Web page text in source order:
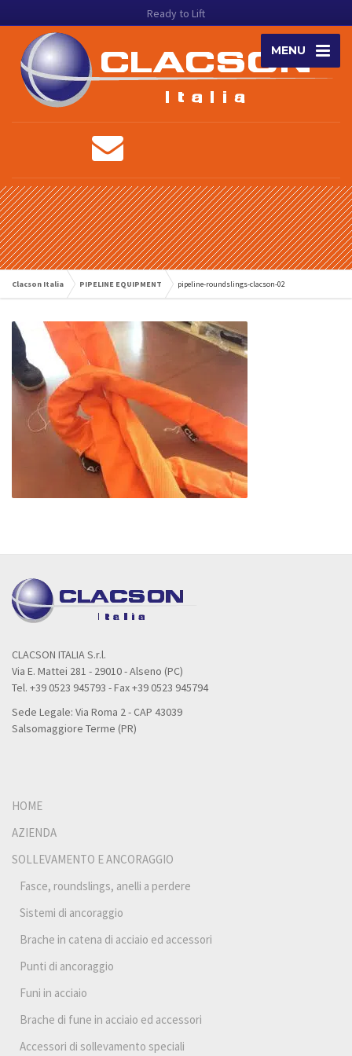
Ready to Lift
MENU
Clacson Italia PIPELINE EQUIPMENT pipeline-roundslings-clacson-02
CLACSON ITALIA S.r.l.
Via E. Mattei 281 - 29010 - Alseno (PC)
Tel. +39 0523 945793 - Fax +39 0523 945794
Sede Legale: Via Roma 2 - CAP 43039
Salsomaggiore Terme (PR)
HOME
AZIENDA
SOLLEVAMENTO E ANCORAGGIO
Fasce, roundslings, anelli a perdere
Sistemi di ancoraggio
Brache in catena di acciaio ed accessori
Punti di ancoraggio
Funi in acciaio
Brache di fune in acciaio ed accessori
Accessori di sollevamento speciali